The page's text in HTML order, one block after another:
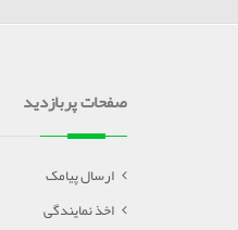
صفحات پربازدید
ارسال پیامک
اخذ نمایندگی